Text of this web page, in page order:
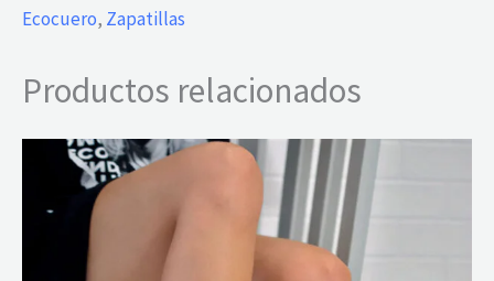
Ecocuero, Zapatillas
Productos relacionados